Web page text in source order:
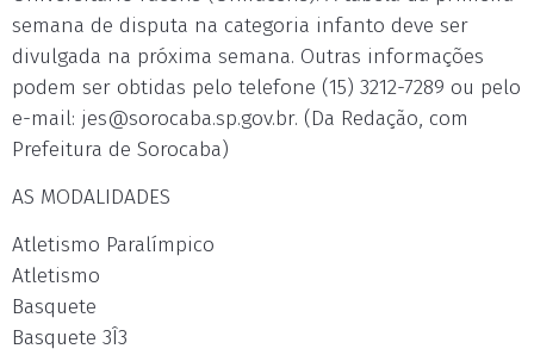
semana de disputa na categoria infanto deve ser
divulgada na próxima semana. Outras informações
podem ser obtidas pelo telefone (15) 3212-7289 ou pelo
e-mail: jes@sorocaba.sp.gov.br. (Da Redação, com
Prefeitura de Sorocaba)
AS MODALIDADES
Atletismo Paralímpico
Atletismo
Basquete
Basquete 3Î3